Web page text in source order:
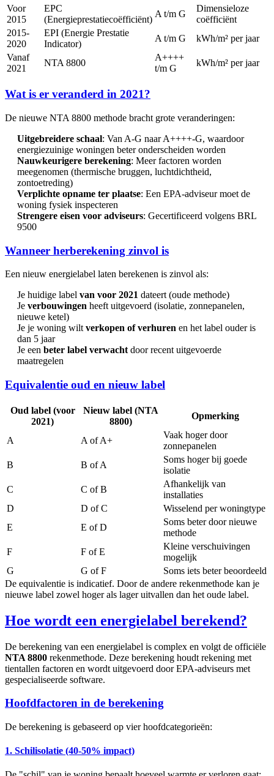
Voor
2015
EPC
(Energieprestatiecoëfficiënt)
A t/m G
Dimensieloze
coëfficiënt
2015-
2020
EPI (Energie Prestatie
Indicator)
A t/m G
kWh/m² per jaar
Vanaf
2021
NTA 8800
A++++
t/m G
kWh/m² per jaar
Wat is er veranderd in 2021?
De nieuwe NTA 8800 methode bracht grote veranderingen:
Uitgebreidere schaal: Van A-G naar A++++-G, waardoor
energiezuinige woningen beter onderscheiden worden
Nauwkeurigere berekening: Meer factoren worden
meegenomen (thermische bruggen, luchtdichtheid,
zontoetreding)
Verplichte opname ter plaatse: Een EPA-adviseur moet de
woning fysiek inspecteren
Strengere eisen voor adviseurs: Gecertificeerd volgens BRL
9500
Wanneer herberekening zinvol is
Een nieuw energielabel laten berekenen is zinvol als:
Je huidige label van voor 2021 dateert (oude methode)
Je verbouwingen heeft uitgevoerd (isolatie, zonnepanelen,
nieuwe ketel)
Je je woning wilt verkopen of verhuren en het label ouder is
dan 5 jaar
Je een beter label verwacht door recent uitgevoerde
maatregelen
Equivalentie oud en nieuw label
Oud label (voor
2021)
Nieuw label (NTA
8800)
Opmerking
A A of A+
Vaak hoger door
zonnepanelen
B
B of A
Soms hoger bij goede
isolatie
C
C of B
Afhankelijk van
installaties
D
D of C
Wisselend per woningtype
E
E of D
Soms beter door nieuwe
methode
F
F of E
Kleine verschuivingen
mogelijk
G
G of F
Soms iets beter beoordeeld
De equivalentie is indicatief. Door de andere rekenmethode kan je
nieuwe label zowel hoger als lager uitvallen dan het oude label.
Hoe wordt een energielabel berekend?
De berekening van een energielabel is complex en volgt de officiële
NTA 8800 rekenmethode. Deze berekening houdt rekening met
tientallen factoren en wordt uitgevoerd door EPA-adviseurs met
gespecialiseerde software.
Hoofdfactoren in de berekening
De berekening is gebaseerd op vier hoofdcategorieën:
1. Schilisolatie (40-50% impact)